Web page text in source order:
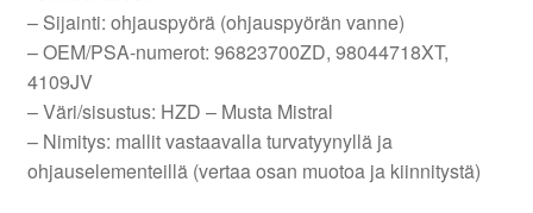
– Sijainti: ohjauspyörä (ohjauspyörän vanne)
– OEM/PSA-numerot: 96823700ZD, 98044718XT,
4109JV
– Väri/sisustus: HZD – Musta Mistral
– Nimitys: mallit vastaavalla turvatyynyllä ja
ohjauselementeillä (vertaa osan muotoa ja kiinnitystä)